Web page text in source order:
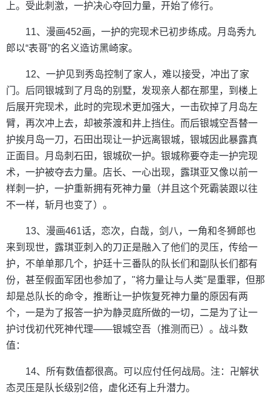
上。受此刺激，一护决心夺回力量，开始了修行。
11、漫画452画，一护的完现术已初步练成。月岛秀九
郎以“表哥”的名义造访黑崎家。
12、一护见到秀岛控制了家人，难以接受，冲出了家
门。后同银城到了月岛的别墅，发现亲人都在那里，到楼上
后展开完现术，此时的完现术更加强大，一击砍掉了月岛左
臂，再次冲上去，却被茶渡和井上挡住。而后银城空吾替一
护挨月岛一刀，石田出现让一护远离银城，银城因此暴露真
正面目。月岛刺石田，银城砍一护。银城称要夺走一护完现
术，一护被夺去力量。店长、一心出现，露琪亚又像以前一
样刺一护，一护重新拥有死神力量（并且这个死霸装跟以往
不一样，斩月也变了）。
13、漫画461话，恋次，白哉，剑八，一角和冬狮郎也
来到现世，露琪亚刺入的刀正是融入了他们的灵压，传给一
护，不单单那几个，护廷十三番队的队长们和副队长们都有
份，甚至假面军团也参加了，"将力量让与人类"是重罪，但那
却是总队长的命令，推断让一护恢复死神力量的原因有两
个，一是为了报答一护为静灵庭所做的一切，二是为了让一
护讨伐初代死神代理——银城空吾（推测而已）。战斗数
值：
14、所有数值都很高。可以应付任何战局。注：卍解状
态灵压是队长级别2倍，虚化还有上升潜力。